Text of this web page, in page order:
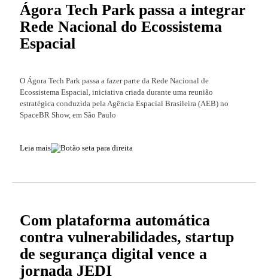
Ágora Tech Park passa a integrar
Rede Nacional do Ecossistema
Espacial
O Ágora Tech Park passa a fazer parte da Rede Nacional de
Ecossistema Espacial, iniciativa criada durante uma reunião
estratégica conduzida pela Agência Espacial Brasileira (AEB) no
SpaceBR Show, em São Paulo
Leia mais
Com plataforma automática
contra vulnerabilidades, startup
de segurança digital vence a
jornada JEDI